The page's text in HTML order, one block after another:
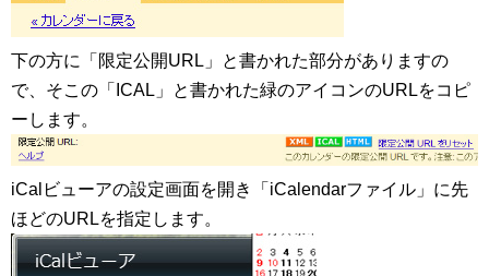
下の方に「限定公開URL」と書かれた部分がありますの
で、そこの「ICAL」と書かれた緑のアイコンのURLをコピ
ーします。
iCalビューアの設定画面を開き「iCalendarファイル」に先
ほどのURLを指定します。